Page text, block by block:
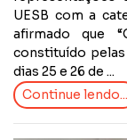
UESB com a
afirmado que
constituído
dias 25 e 26 de ...
Continue lendo...